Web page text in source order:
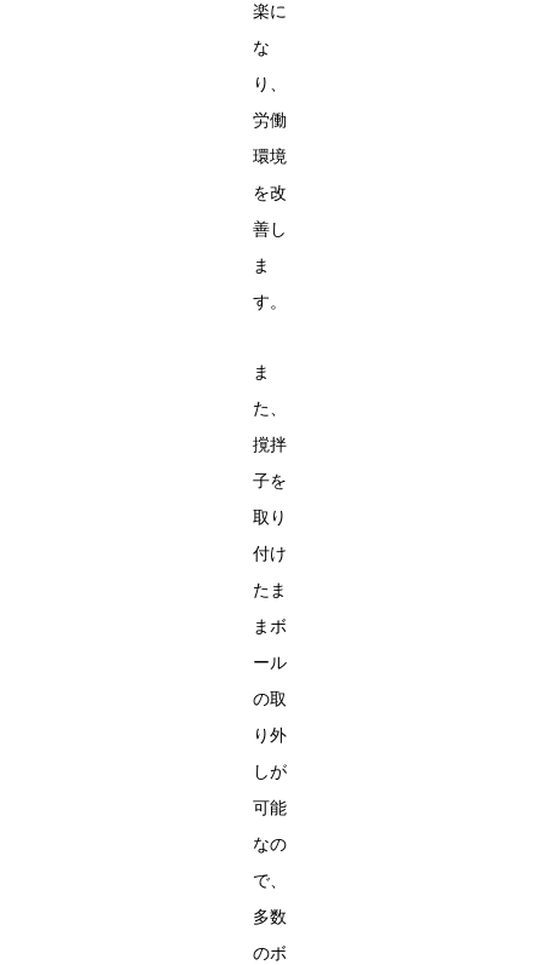
楽に
な
り、
労働
環境
を改
善し
ま
す。
ま
た、
撹拌
子を
取り
付け
たま
まボ
ール
の取
り外
しが
可能
なの
で、
多数
のボ